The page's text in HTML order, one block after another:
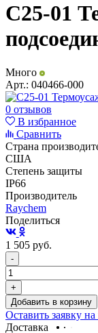
C25-01
Много
Арт.: 040466-000
0 отзывов
В избранное
Сравнить
Страна
США
Степень защиты
IP66
Производитель
Raychem
Поделиться
1 505 руб.
-
+
Добавить в корзину
Оставить заявку
Доставка